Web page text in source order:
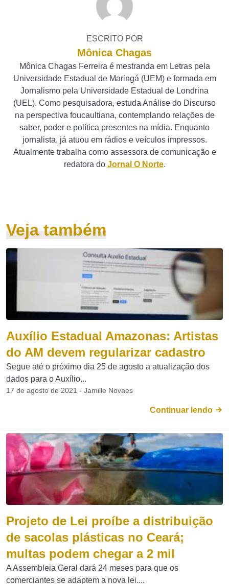
ESCRITO POR
Mônica Chagas
Mônica Chagas Ferreira é mestranda em Letras pela
Universidade Estadual de Maringá (UEM) e formada em
Jornalismo pela Universidade Estadual de Londrina
(UEL). Como pesquisadora, estuda Análise do Discurso
na perspectiva foucaultiana, contemplando relações de
saber, poder e política presentes na mídia. Enquanto
jornalista, já atuou em rádios e veículos impressos.
Atualmente trabalha como assessora de comunicação e
redatora do Jornal O Norte.
Veja também
Auxílio Estadual Amazonas: Artistas
do AM devem regularizar cadastro
Segue até o próximo dia 25 de agosto a atualização dos
dados para o Auxílio...
17 de agosto de 2021 - Jamille Novaes
Continuar lendo
Projeto de Lei proíbe a distribuição
de sacolas plásticas no Ceará;
multas podem chegar a 2 mil
A Assembleia Geral dará 24 meses para que os
comerciantes se adaptem a nova lei....